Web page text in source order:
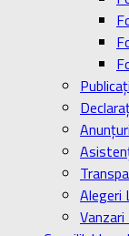
Anunţuri
Alegeri